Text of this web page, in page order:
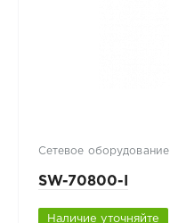
Сетевое оборудование
SW-70800-I
Наличие уточняйте